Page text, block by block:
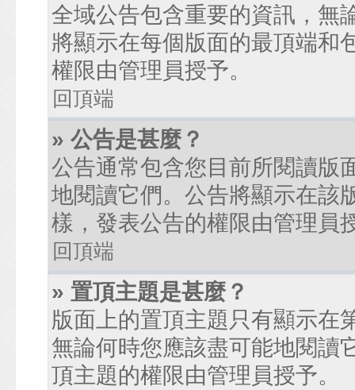
全域公告包含重要的資訊，無
將顯示在每個版面的最頂端和
權限由管理員授予。
回頂端
» 公告是甚麼？
公告通常包含您目前所閱讀版
地閱讀它們。公告將顯示在該
樣，發表公告的權限由管理員
回頂端
» 置頂主題是甚麼？
版面上的置頂主題只有顯示在
無論何時您應該盡可能地閱讀
頂主題的權限由管理員授予。